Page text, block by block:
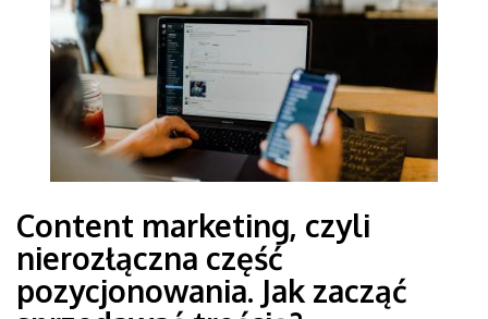
Content marketing, czyli
nierozłączna część
pozycjonowania. Jak zacząć